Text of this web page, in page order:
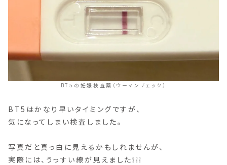
BT５の妊娠検査薬（ウーマンチェック）
BT5はかなり早いタイミングですが、
気になってしまい検査しました。
写真だと真っ白に見えるかもしれませんが、
実際には、うっすい線が見えました❕❕❕